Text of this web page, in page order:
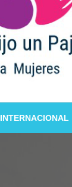
INTERNACIONAL